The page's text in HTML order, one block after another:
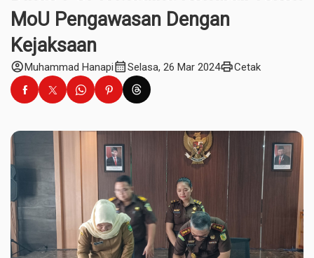
MoU Pengawasan Dengan
Kejaksaan
account_circleMuhammad Hanapicalendar_monthSelasa, 26 Mar 2024printCetak